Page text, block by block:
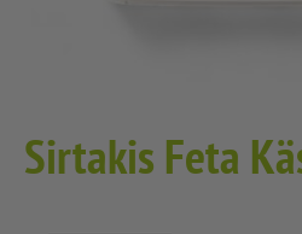
Sirtakis Feta